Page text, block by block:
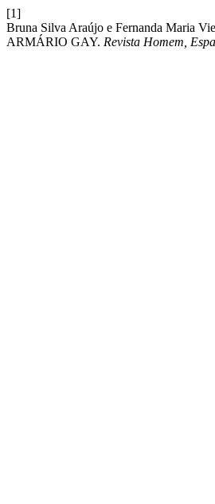
[1]
Bruna Silva Araújo e Fernanda Maria
ARMÁRIO GAY. Revista Homem,